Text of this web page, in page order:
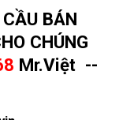
BÁN
CHÚNG
Mr.Việt --